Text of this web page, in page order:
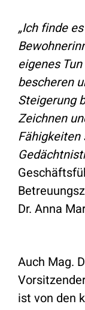
„Ich finde
eigenes
bescheren
Steigerung
Zeichnen
Fähigkeiten
Dr. Anna
Auch Mag.
ist von den